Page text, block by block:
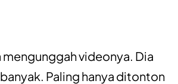
mengunggah videonya. Dia
Paling hanya ditonton